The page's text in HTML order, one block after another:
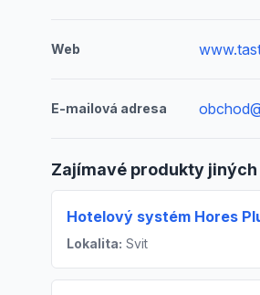
Web
E-mailová adresa
Zajímavé produkty
Hotelový systém Hores
Lokalita: Svit